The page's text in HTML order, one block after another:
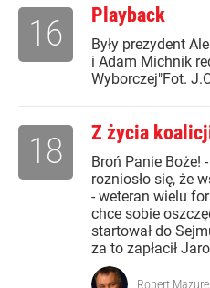
Playback
Były prezydent
i Adam Michnik
Wyborczej"Fot.
16
Z życia
Broń Panie Boże!
rozniosło się, że
- weteran wielu
chce sobie
startował do
za to zapłacił
18
Robert